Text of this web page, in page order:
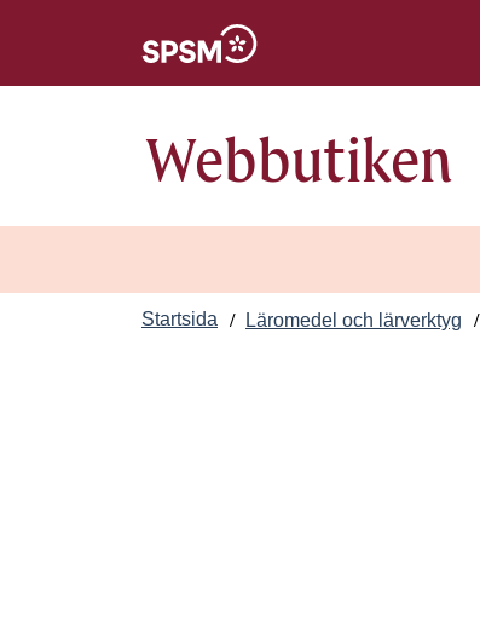
Webbutiken
Startsida Läromedel och lärverktyg